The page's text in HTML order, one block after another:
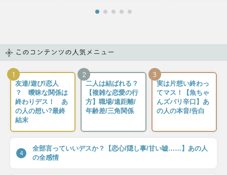
このコンテンツの人気メニュー
1
友達/遊び/恋人
？ 曖昧な関係は
終わりデス！ あ
の人の想い?最終
結末
2
二人は結ばれる？
【複雑な恋愛の行
方】職場/遠距離/
年齢差/三角関係
3
実は片想い終わっ
てマス！【魚ちゃ
んズバリ辛口】あ
の人の本音/告白
4
全部言っていいデスか？【恋心/隠し事/甘い嘘……】あの人
の全感情